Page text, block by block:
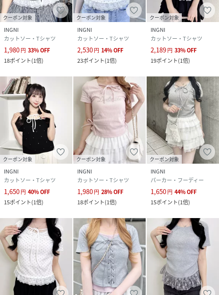
の色味と表示される色に違いが生じる場合がございます。
また表示のサイズも実物とは若干異なる場合もございますの
で、予めご了承ください。
●着用、お取り扱いの際は、商品に付いている品質表示を必
ずご確認ください。
モデル身長：168cm 着用サイズ：ｸﾞﾚｰ,ｸﾛｵﾌ/ﾄﾞｯﾄ,ｸﾛ,ﾗｲﾄ
ﾋﾟﾝｸ,ｵﾌｸﾛ/ﾄﾞｯﾄ/M
性別タイプ レディース
原産国 中国
素材
本体:ポリエステル62%
コットン33%
ポリウレタン5%
レース:ナイロン90%
ポリウレタン10%
サイズ M
クリーニング 手洗い可
品番
RU3804_1261
1261-100285-868-3 RU3804
クーポン対象
INGNI
カットソー・Tシャツ
1,980円 33%OFF
18ポイント(1倍)
クーポン対象
INGNI
カットソー・Tシャツ
2,530円 14%OFF
23ポイント(1倍)
クーポン対象
INGNI
カットソー・Tシャツ
2,189円 33%OFF
19ポイント(1倍)
クーポン対象
INGNI
カットソー・Tシャツ
1,650円 40%OFF
15ポイント(1倍)
クーポン対象
INGNI
カットソー・Tシャツ
1,980円 28%OFF
18ポイント(1倍)
クーポン対象
INGNI
パーカー・フーディー
1,650円 44%OFF
15ポイント(1倍)